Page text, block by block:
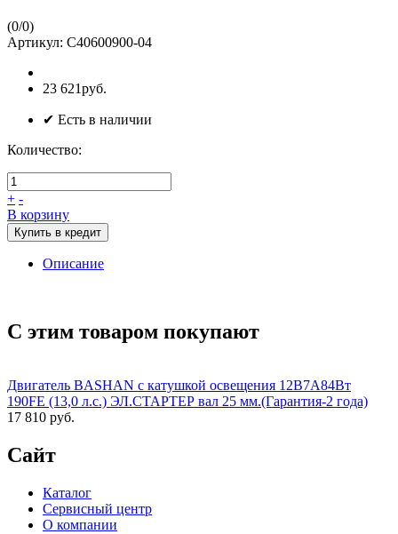
(0/0)
Артикул: C40600900-04
23 621руб.
✔ Есть в наличии
Количество:
+ -
В корзину
Купить в кредит
Описание
С этим товаром покупают
Двигатель BASHAN с катушкой освещения 12В7А84Вт
190FE (13,0 л.с.) ЭЛ.СТАРТЕР вал 25 мм.(Гарантия-2 года)
17 810 руб.
Сайт
Каталог
Сервисный центр
О компании